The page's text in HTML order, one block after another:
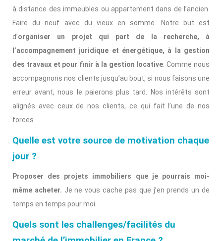
à distance des immeubles ou appartement dans de l’ancien.
Faire du neuf avec du vieux en somme. Notre but est
d’organiser un projet qui part de la recherche, à
l’accompagnement juridique et énergétique, à la gestion
des travaux et pour finir à la gestion locative. Comme nous
accompagnons nos clients jusqu’au bout, si nous faisons une
erreur avant, nous le paierons plus tard. Nos intérêts sont
alignés avec ceux de nos clients, ce qui fait l’une de nos
forces.
Quelle est votre source de motivation chaque
jour ?
Proposer des projets immobiliers que je pourrais moi-
même acheter. Je ne vous cache pas que j’en prends un de
temps en temps pour moi.
Quels sont les challenges/facilités du